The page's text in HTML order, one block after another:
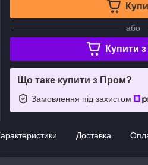
або
Купити з
Що таке купити з Пром?
Замовлення під захистом
Доставка